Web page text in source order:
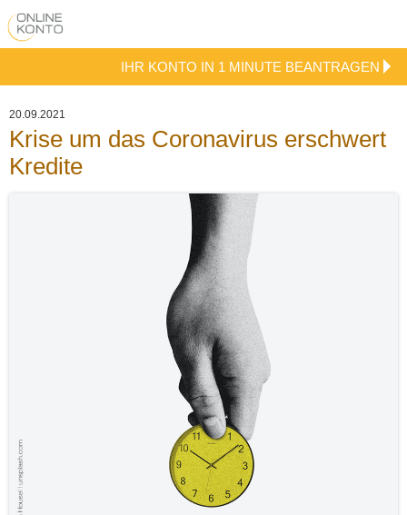
IHR KONTO IN 1 MINUTE BEANTRAGEN
20.09.2021
Krise um das Coronavirus erschwert
Kredite